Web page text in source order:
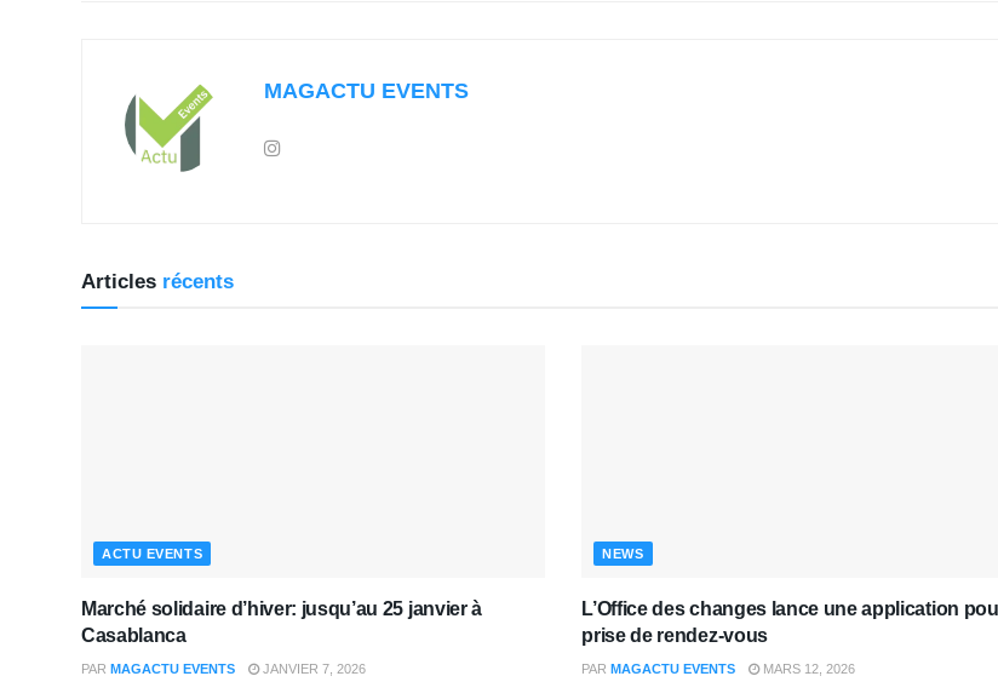
MAGACTU EVENTS
Articles récents
ACTU EVENTS
Marché solidaire d’hiver: jusqu’au 25 janvier à
Casablanca
PAR MAGACTU EVENTS JANVIER 7, 2026
NEWS
L’Office des changes lance une application
prise de rendez-vous
PAR MAGACTU EVENTS MARS 12, 2026